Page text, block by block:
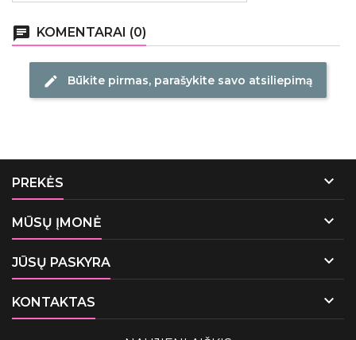
chat KOMENTARAI (0)
edit Būkite pirmas, parašykite savo atsiliepimą
PREKĖS 
MŪSŲ ĮMONĖ 
JŪSŲ PASKYRA 
KONTAKTAS 